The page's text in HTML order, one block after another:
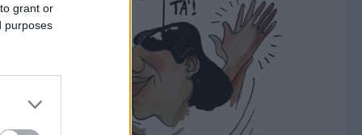
grant or
purposes